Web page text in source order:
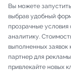
Вы можете
выбрав удобный
прозрачные условия
аналитику.
выполненных
партнер для
привлекайте новых